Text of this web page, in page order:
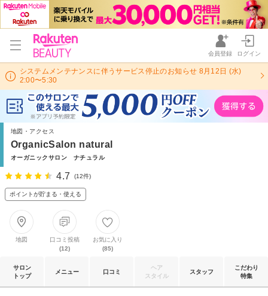
会員登録 ログイン
システムメンテナンスに伴うサービス停止のお知らせ 8月12日 (水)
2:00〜5:30
地図・アクセス
OrganicSalon natural
オーガニックサロン ナチュラル
4.7 (12件)
ポイントが貯まる・使える
地図
口コミ投稿
(12)
お気に入り
(85)
サロン
トップ
メニュー 口コミ
ヘア
スタイル
スタッフ
こだわり
特集